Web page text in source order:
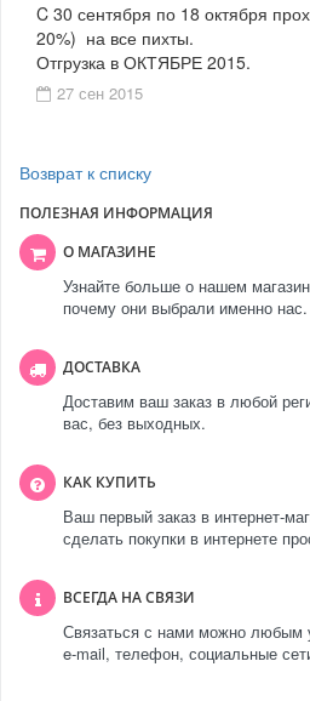
C 30 сентября по 18 октября
20%) на все пихты.
Отгрузка в ОКТЯБРЕ 2015.
27 сен 2015
Возврат к списку
ПОЛЕЗНАЯ ИНФОРМАЦИЯ
О МАГАЗИНЕ
Узнайте больше о нашем
почему они выбрали именно
ДОСТАВКА
Доставим ваш заказ в любой
вас, без выходных.
КАК КУПИТЬ
Ваш первый заказ в интернет-
сделать покупки в интернете
ВСЕГДА НА СВЯЗИ
Связаться с нами можно любым
e-mail, телефон, социальные